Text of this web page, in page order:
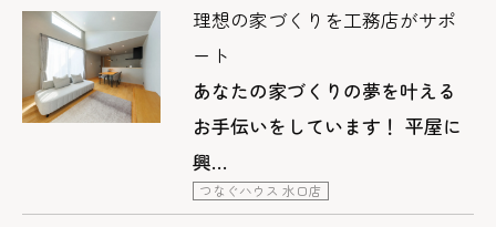
理想の家づくりを工務店がサポ
ート
あなたの家づくりの夢を叶える
お手伝いをしています！ 平屋に
興…
つなぐハウス 水口店